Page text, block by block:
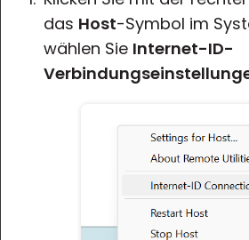
das Host-Symbol im
wählen Sie Internet-ID-